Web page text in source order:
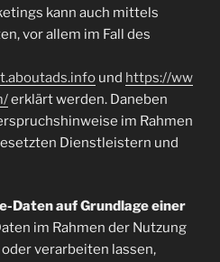
kann auch mittels
vor allem im Fall des
und https://ww
erklärt werden. Daneben
im Rahmen
Dienstleistern und
Daten auf Grundlage einer
im Rahmen der Nutzung
verarbeiten lassen,